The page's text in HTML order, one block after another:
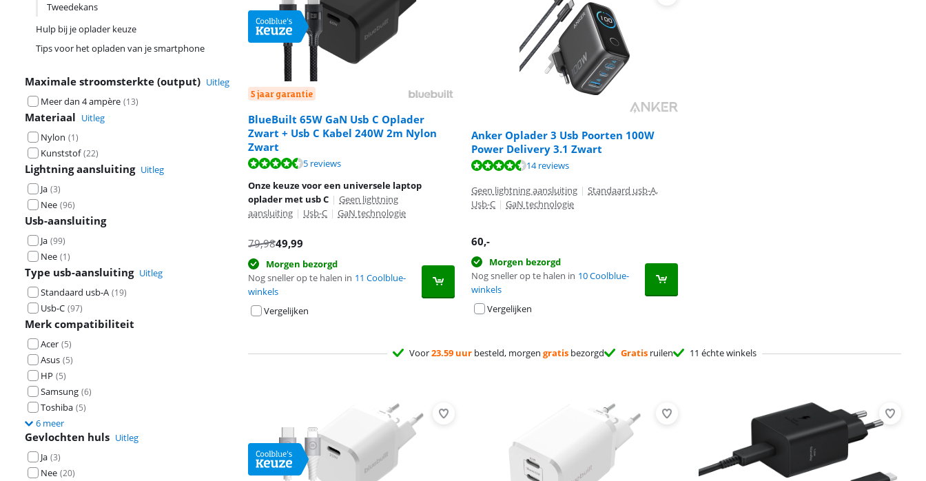
Tweedekans
Hulp bij je oplader keuze
Tips voor het opladen van je smartphone
Maximale stroomsterkte (output) Uitleg
Meer dan 4 ampère (13)
Materiaal Uitleg
Nylon (1)
Kunststof (22)
Lightning aansluiting Uitleg
Ja (3)
Nee (96)
Usb-aansluiting
Ja (99)
Nee (1)
Type usb-aansluiting Uitleg
Standaard usb-A (19)
Usb-C (97)
Merk compatibiliteit
Acer (5)
Asus (5)
HP (5)
Samsung (6)
Toshiba (5)
6 meer
Gevlochten huls Uitleg
Ja (3)
Nee (20)
5 jaar garantie
BlueBuilt 65W GaN Usb C Oplader
Zwart + Usb C Kabel 240W 2m Nylon
Zwart
Beoordeling is 9,0 van de 10, gebaseerd op 5 reviews.
5 reviews
Onze keuze voor een universele laptop
oplader met usb C | Geen lightning
aansluiting | Usb-C | GaN technologie
79,9849,99
Morgen bezorgd
Nog sneller op te halen in 11 Coolblue-
winkels
Vergelijken
Anker Oplader 3 Usb Poorten 100W
Power Delivery 3.1 Zwart
Beoordeling is 9,3 van de 10, gebaseerd op 14 reviews.
14 reviews
Geen lightning aansluiting | Standaard usb-A,
Usb-C | GaN technologie
60,-
Morgen bezorgd
Nog sneller op te halen in 10 Coolblue-
winkels
Vergelijken
Voor23.59 uur besteld, morgen gratis bezorgd Gratis ruilen 11 échte winkels